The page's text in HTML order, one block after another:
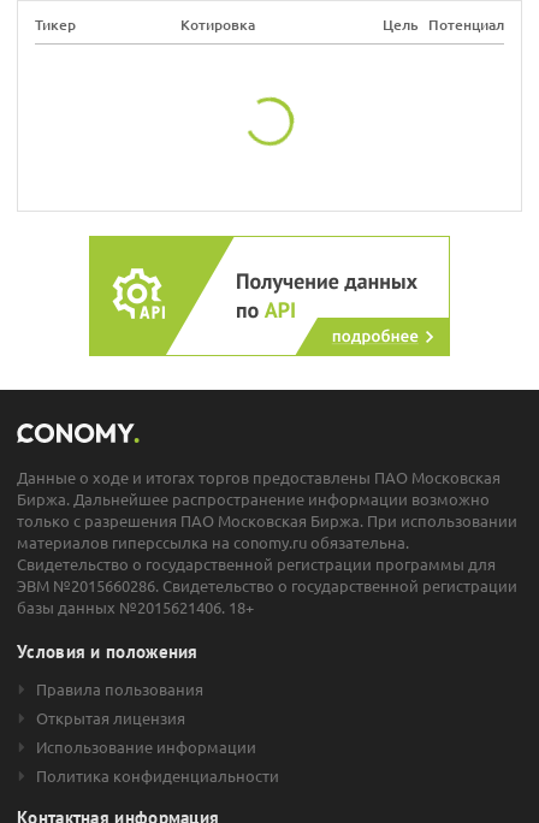
Тикер Котировка Цель Потенциал
Данные о ходе и итогах торгов предоставлены ПАО Московская
Биржа. Дальнейшее распространение информации возможно
только с разрешения ПАО Московская Биржа. При использовании
материалов гиперссылка на conomy.ru обязательна.
Свидетельство о государственной регистрации программы для
ЭВМ №2015660286. Свидетельство о государственной регистрации
базы данных №2015621406. 18+
Условия и положения
Правила пользования
Открытая лицензия
Использование информации
Политика конфиденциальности
Контактная информация